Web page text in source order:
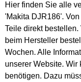
Hier finden Sie alle
'Makita DJR186'.
Teile direkt
beim Hersteller
Wochen. Alle
unserer Website.
benötigen. Dazu